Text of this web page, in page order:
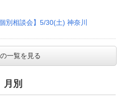
別相談会】5/30(土) 神奈川
一覧を見る
月別